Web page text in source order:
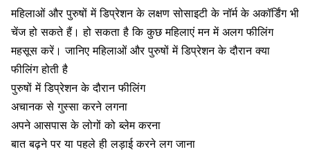
महिलाओं और पुरुषों में डिप्रेशन के लक्षण सोसाइटी के नॉर्म के अकॉर्डिंग भी
चेंज हो सकते हैं। हो सकता है कि कुछ महिलाएं मन में अलग फीलिंग
महसूस करें। जानिए महिलाओं और पुरुषों में डिप्रेशन के दौरान क्या
फीलिंग होती है
पुरुषों में डिप्रेशन के दौरान फीलिंग
अचानक से गुस्सा करने लगना
अपने आसपास के लोगों को ब्लेम करना
बात बढ़ने पर या पहले ही लड़ाई करने लग जाना